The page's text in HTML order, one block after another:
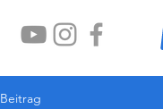
Beitrag